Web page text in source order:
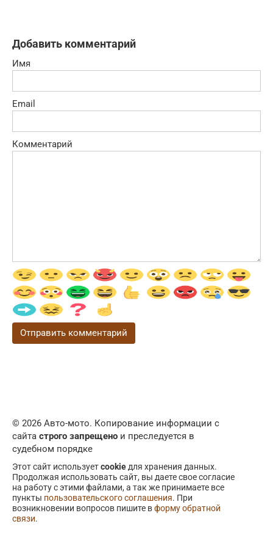
Добавить комментарий
Имя
Email
Комментарий
© 2026 Авто-мото. Копирование информации с
сайта строго запрещено и преследуется в
судебном порядке
Этот сайт используетcookieдля хранения данных.
Продолжая использовать сайт, вы даете свое согласие
на работу с этими файлами, а так же принимаете все
пункты пользовательского соглашения. При
возникновении вопросов пишите вформу обратной
связи.